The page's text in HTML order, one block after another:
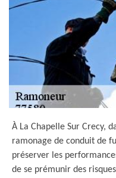
À La Chapelle Sur Crecy,
ramonage de conduit de
préserver les
de se prémunir des